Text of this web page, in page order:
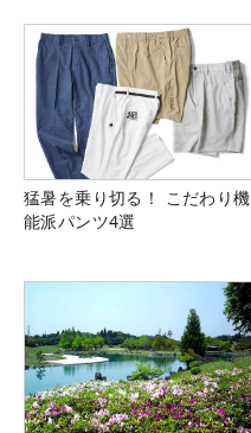
猛暑を乗り切る！ こだわり機
能派パンツ4選